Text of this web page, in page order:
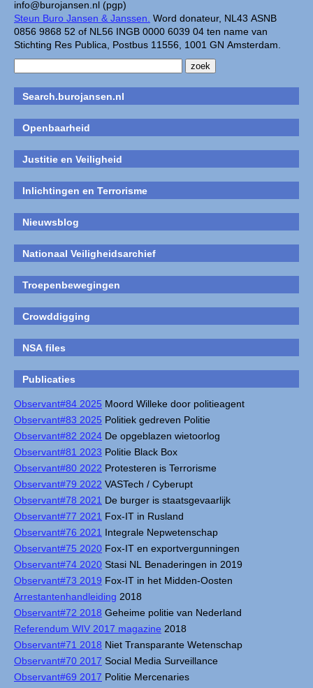
info@burojansen.nl (pgp)
Steun Buro Jansen & Janssen. Word donateur, NL43 ASNB
0856 9868 52 of NL56 INGB 0000 6039 04 ten name van
Stichting Res Publica, Postbus 11556, 1001 GN Amsterdam.
Search.burojansen.nl
Openbaarheid
Justitie en Veiligheid
Inlichtingen en Terrorisme
Nieuwsblog
Nationaal Veiligheidsarchief
Troepenbewegingen
Crowddigging
NSA files
Publicaties
Observant#84 2025 Moord Willeke door politieagent
Observant#83 2025 Politiek gedreven Politie
Observant#82 2024 De opgeblazen wietoorlog
Observant#81 2023 Politie Black Box
Observant#80 2022 Protesteren is Terrorisme
Observant#79 2022 VASTech / Cyberupt
Observant#78 2021 De burger is staatsgevaarlijk
Observant#77 2021 Fox-IT in Rusland
Observant#76 2021 Integrale Nepwetenschap
Observant#75 2020 Fox-IT en exportvergunningen
Observant#74 2020 Stasi NL Benaderingen in 2019
Observant#73 2019 Fox-IT in het Midden-Oosten
Arrestantenhandleiding 2018
Observant#72 2018 Geheime politie van Nederland
Referendum WIV 2017 magazine 2018
Observant#71 2018 Niet Transparante Wetenschap
Observant#70 2017 Social Media Surveillance
Observant#69 2017 Politie Mercenaries